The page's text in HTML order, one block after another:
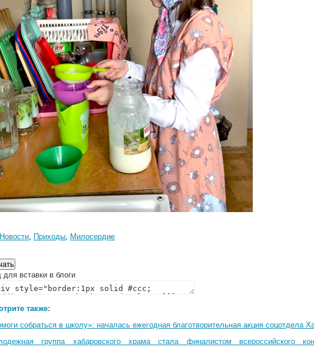
Новости, Приходы, Милосердие
для вставки в блоги
также:
собраться в школу»: началась ежегодная благотворительная акция соцотдела
группа хабаровского храма стала финалистом всероссийского